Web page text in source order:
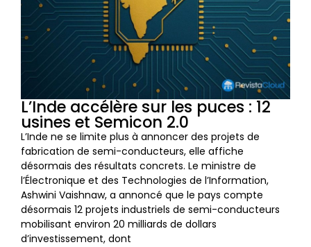
L’Inde accélère sur les puces : 12
usines et Semicon 2.0
L’Inde ne se limite plus à annoncer des projets de
fabrication de semi-conducteurs, elle affiche
désormais des résultats concrets. Le ministre de
l’Électronique et des Technologies de l’Information,
Ashwini Vaishnaw, a annoncé que le pays compte
désormais 12 projets industriels de semi-conducteurs
mobilisant environ 20 milliards de dollars
d’investissement, dont